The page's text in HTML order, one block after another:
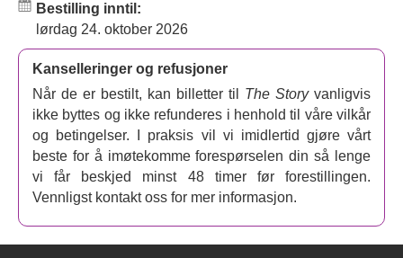
Bestilling inntil:
lørdag 24. oktober 2026
Kanselleringer og refusjoner
Når de er bestilt, kan billetter til The Storyvanligvis
ikke byttes og ikke refunderes i henhold til våre vilkår
og betingelser. I praksis vil vi imidlertid gjøre vårt
beste for å imøtekomme forespørselen din så lenge
vi får beskjed minst 48 timer før forestillingen.
Vennligst kontakt oss for mer informasjon.